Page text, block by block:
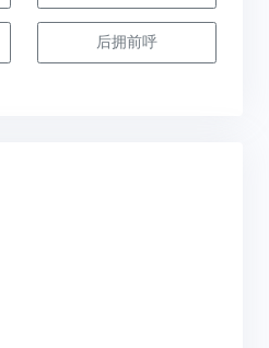
后拥前呼